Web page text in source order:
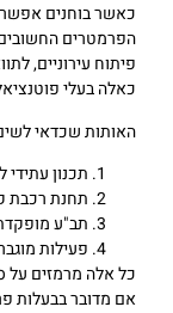
כאשר בוחנים
הפרמטרים
פיתוח עירוניים,
כאלה בעלי
האותות שכדאי
תכנון
תחנת רכבת
תב"ע
פעילות
כל אלה מרמזים על
אם מדובר בבעלות